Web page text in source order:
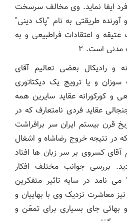
ایفا نماید. وی مخالف سرسخت
طریقتی به نام "پاک دینی"
و اعتقادات فراطبیعی و به
است. ۲
و رادیکال بعضی تعالیم آقای
و یا ترویج یک دیکتاتوری
و کورکورانه عقاید سایرین همه
عقاید فردی نامتعارف که در
قرن بیستم ایران سر برافراشت
در نتیجه خروج رضاشاه و اشغال
آقای کسروی بر سر زبان ها افتاد
بررسی جوانب مختلف افکار
نامد در سایه تاثیر متفکرین
معاشرت نزدیک وی با بهاییان و
و بهائی جای بسیاری برای تمعّن و